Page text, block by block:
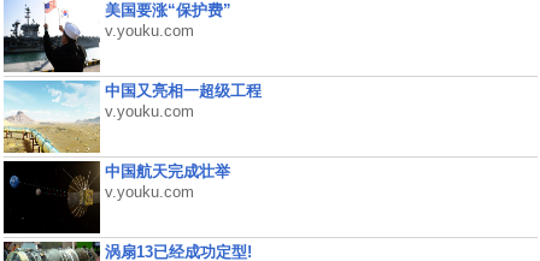
美国要涨“保护费”
v.youku.com
中国又亮相一超级工程
v.youku.com
中国航天完成壮举
v.youku.com
涡扇13已经成功定型!